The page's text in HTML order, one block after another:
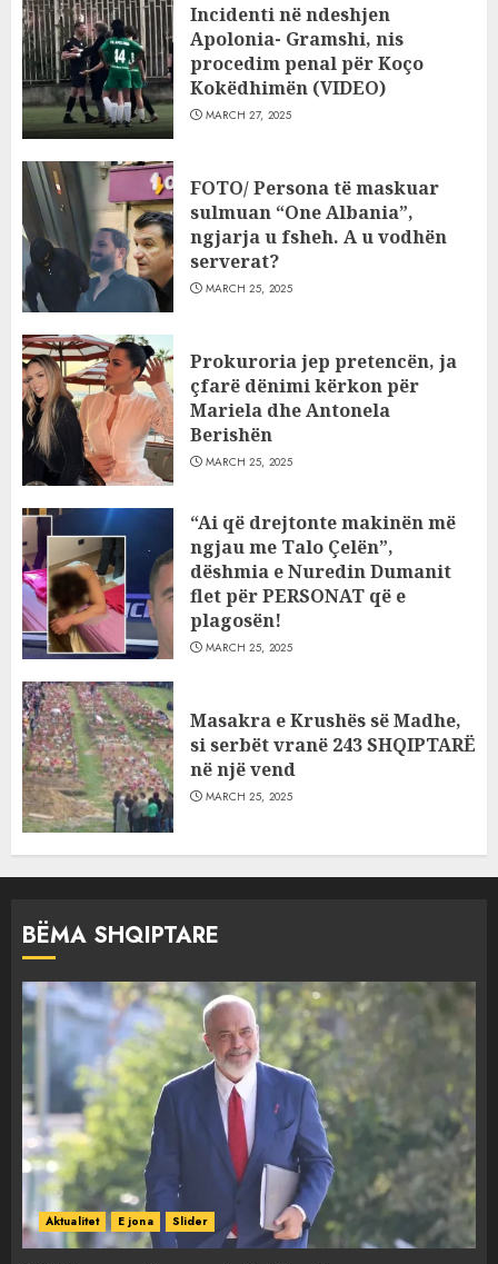
Incidenti në ndeshjen
Apolonia- Gramshi, nis
procedim penal për Koço
Kokëdhimën (VIDEO)
MARCH 27, 2025
FOTO/ Persona të maskuar
sulmuan “One Albania”,
ngjarja u fsheh. A u vodhën
serverat?
MARCH 25, 2025
Prokuroria jep pretencën, ja
çfarë dënimi kërkon për
Mariela dhe Antonela
Berishën
MARCH 25, 2025
“Ai që drejtonte makinën më
ngjau me Talo Çelën”,
dëshmia e Nuredin Dumanit
flet për PERSONAT që e
plagosën!
MARCH 25, 2025
Masakra e Krushës së Madhe,
si serbët vranë 243 SHQIPTARË
në një vend
MARCH 25, 2025
BËMA SHQIPTARE
Aktualitet E jona Slider